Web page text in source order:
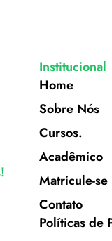
Institucional
Home
Sobre Nós
Cursos.
Acadêmico
Matricule-se
Contato
Políticas de